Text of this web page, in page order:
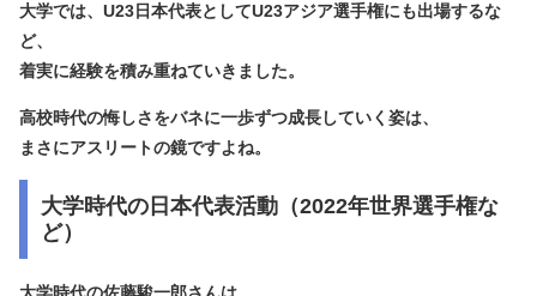
大学では、U23日本代表としてU23アジア選手権にも出場するな
ど、
着実に経験を積み重ねていきました。
高校時代の悔しさをバネに一歩ずつ成長していく姿は、
まさにアスリートの鏡ですよね。
大学時代の日本代表活動（2022年世界選手権な
ど）